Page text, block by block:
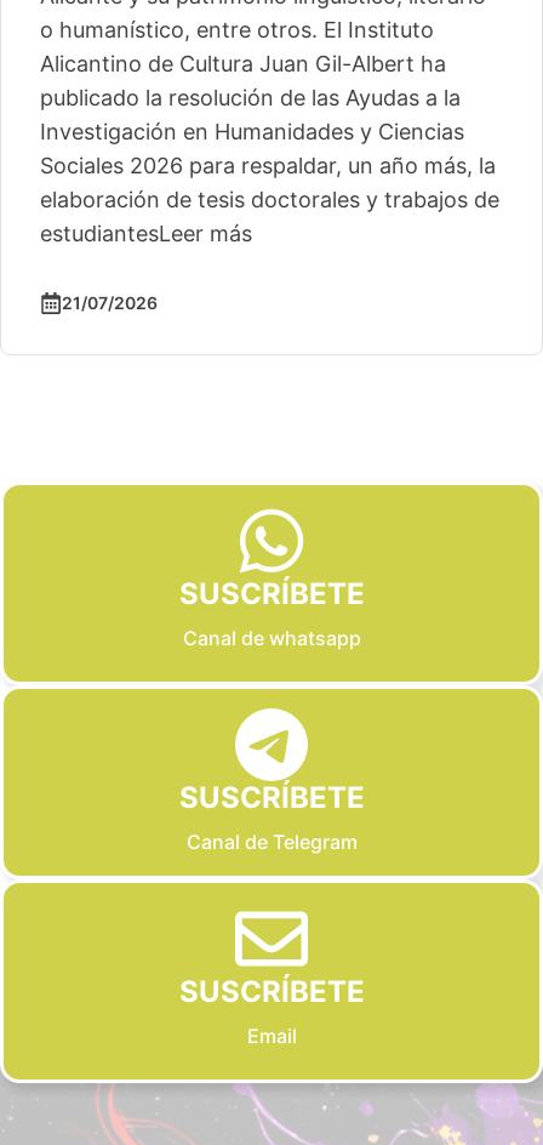
o humanístico, entre otros. El Instituto
Alicantino de Cultura Juan Gil-Albert ha
publicado la resolución de las Ayudas a la
Investigación en Humanidades y Ciencias
Sociales 2026 para respaldar, un año más, la
elaboración de tesis doctorales y trabajos de
estudiantesLeer más
21/07/2026
SUSCRÍBETE
Canal de whatsapp
SUSCRÍBETE
Canal de Telegram
SUSCRÍBETE
Email